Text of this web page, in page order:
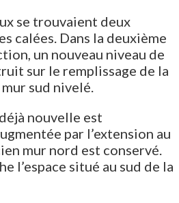
se trouvaient deux
calées. Dans la deuxième
un nouveau niveau de
sur le remplissage de la
sud nivelé.
nouvelle est
par l’extension au
mur nord est conservé.
l’espace situé au sud de la